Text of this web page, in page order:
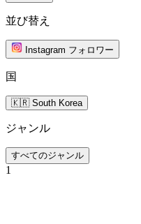
並び替え
Instagram フォロワー
国
🇰🇷 South Korea
ジャンル
すべてのジャンル
1